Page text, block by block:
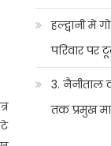
हल्द्वानी में
परिवार पर
3. नैनीताल
तक प्रमुख